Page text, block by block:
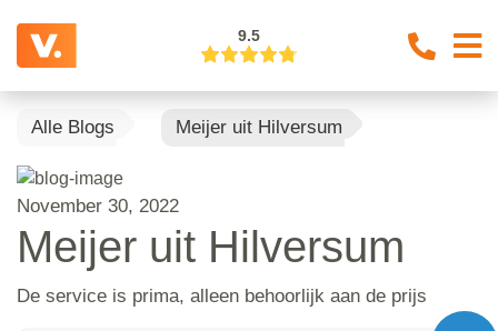
9.5
Alle Blogs Meijer uit Hilversum
November 30, 2022
Meijer uit Hilversum
De service is prima, alleen behoorlijk aan de prijs